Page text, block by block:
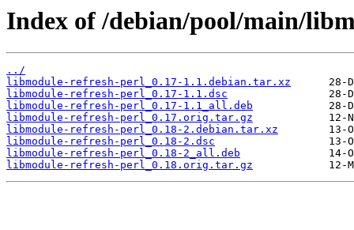
Index of /debian/pool/main/
../
libmodule-refresh-perl_0.17-1.1.debian.tar.xz
libmodule-refresh-perl_0.17-1.1.dsc
libmodule-refresh-perl_0.17-1.1_all.deb
libmodule-refresh-perl_0.17.orig.tar.gz
libmodule-refresh-perl_0.18-2.debian.tar.xz
libmodule-refresh-perl_0.18-2.dsc
libmodule-refresh-perl_0.18-2_all.deb
libmodule-refresh-perl_0.18.orig.tar.gz